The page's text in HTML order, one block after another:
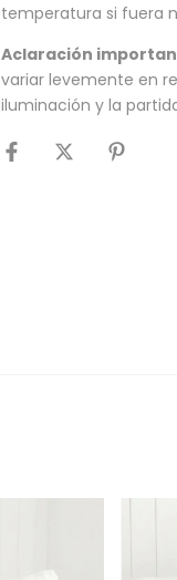
temperatura si fuera
Aclaración
variar levemente en
iluminación y la